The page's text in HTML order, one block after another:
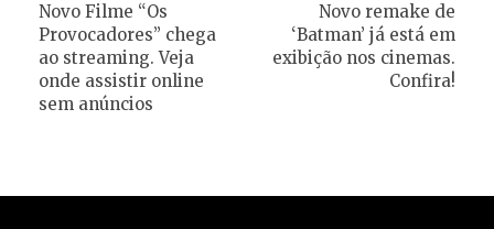
Novo Filme “Os
Provocadores” chega
ao streaming. Veja
onde assistir online
sem anúncios
Novo remake de
‘Batman’ já está em
exibição nos cinemas.
Confira!